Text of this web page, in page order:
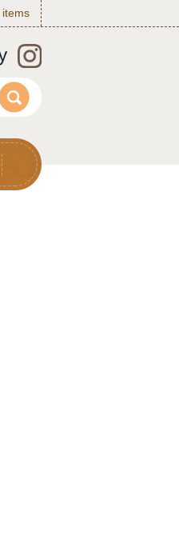
items